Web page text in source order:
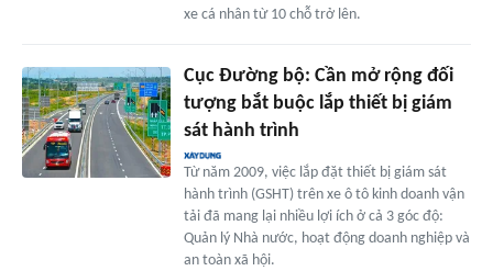
xe cá nhân từ 10 chỗ trở lên.
Cục Đường bộ: Cần mở rộng đối
tượng bắt buộc lắp thiết bị giám
sát hành trình
Từ năm 2009, việc lắp đặt thiết bị giám sát
hành trình (GSHT) trên xe ô tô kinh doanh vận
tải đã mang lại nhiều lợi ích ở cả 3 góc độ:
Quản lý Nhà nước, hoạt động doanh nghiệp và
an toàn xã hội.